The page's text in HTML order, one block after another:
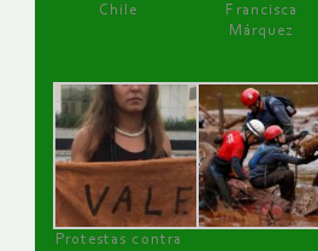
Chile
Francisca
Márquez
Protestas contra